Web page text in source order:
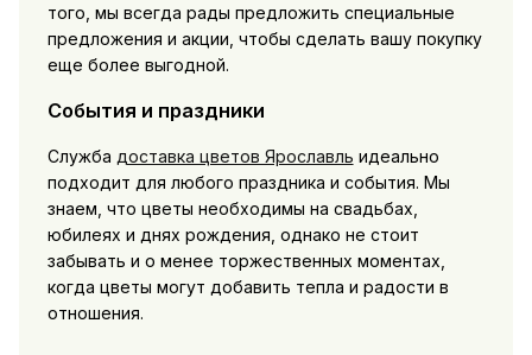
того, мы всегда рады предложить специальные
предложения и акции, чтобы сделать вашу покупку
еще более выгодной.
События и праздники
Служба доставка цветов Ярославль идеально
подходит для любого праздника и события. Мы
знаем, что цветы необходимы на свадьбах,
юбилеях и днях рождения, однако не стоит
забывать и о менее торжественных моментах,
когда цветы могут добавить тепла и радости в
отношения.